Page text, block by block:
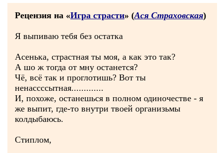
Рецензия на «Игра страсти» (Ася Страховская)
Я выпиваю тебя без остатка
Асенька, страстная ты моя, а как это так?
А шо ж тогда от мну останется?
Чё, всё так и проглотишь? Вот ты
ненассссытная.............
И, похоже, останешься в полном одиночестве - я
же выпит, где-то внутри твоей организьмы
колдыбаюсь.
Стиплом,